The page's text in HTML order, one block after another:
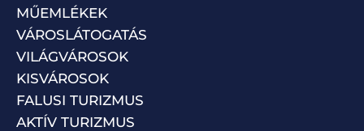
MŰEMLÉKEK
VÁROSLÁTOGATÁS
VILÁGVÁROSOK
KISVÁROSOK
FALUSI TURIZMUS
AKTÍV TURIZMUS